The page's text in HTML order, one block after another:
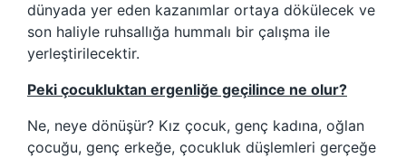
dünyada yer eden kazanımlar ortaya dökülecek ve
son haliyle ruhsallığa hummalı bir çalışma ile
yerleştirilecektir.
Peki çocukluktan ergenliğe geçilince ne olur?
Ne, neye dönüşür? Kız çocuk, genç kadına, oğlan
çocuğu, genç erkeğe, çocukluk düşlemleri gerçeğe